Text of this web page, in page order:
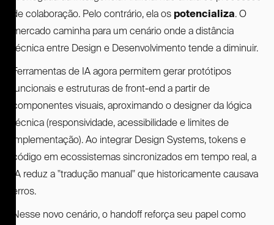
de colaboração. Pelo contrário, ela os potencializa. O
mercado caminha para um cenário onde a distância
técnica entre Design e Desenvolvimento tende a diminuir.
Ferramentas de IA agora permitem gerar protótipos
funcionais e estruturas de front-end a partir de
componentes visuais, aproximando o designer da lógica
técnica (responsividade, acessibilidade e limites de
implementação). Ao integrar Design Systems, tokens e
código em ecossistemas sincronizados em tempo real, a
IA reduz a "tradução manual" que historicamente causava
erros.
Nesse novo cenário, o handoff reforça seu papel como